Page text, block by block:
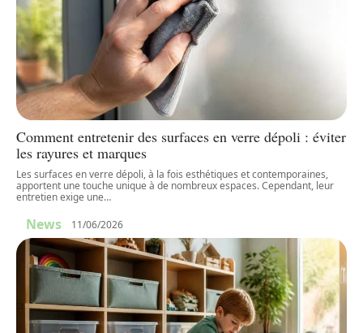
Comment entretenir des surfaces en verre dépoli : éviter
les rayures et marques
Les surfaces en verre dépoli, à la fois esthétiques et contemporaines,
apportent une touche unique à de nombreux espaces. Cependant, leur
entretien exige une…
News 11/06/2026